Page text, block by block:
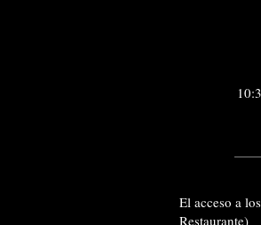
El acceso a
Restaurante)